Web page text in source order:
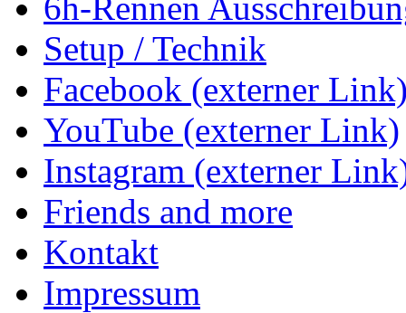
Setup / Technik
Facebook (externer
YouTube (externer Link)
Instagram (externer
Friends and more
Kontakt
Impressum